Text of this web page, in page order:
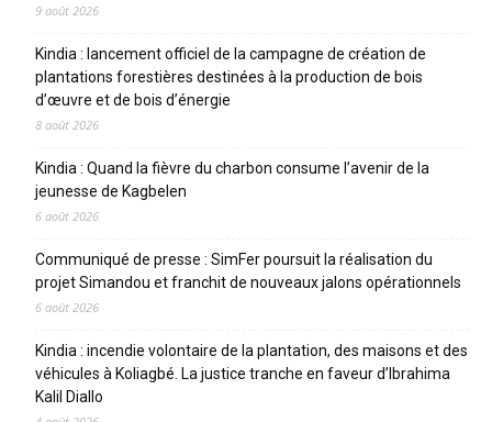
9 août 2026
Kindia : lancement officiel de la campagne de création de
plantations forestières destinées à la production de bois
d’œuvre et de bois d’énergie
8 août 2026
Kindia : Quand la fièvre du charbon consume l’avenir de la
jeunesse de Kagbelen
6 août 2026
Communiqué de presse : SimFer poursuit la réalisation du
projet Simandou et franchit de nouveaux jalons opérationnels
6 août 2026
Kindia : incendie volontaire de la plantation, des maisons et des
véhicules à Koliagbé. La justice tranche en faveur d’Ibrahima
Kalil Diallo